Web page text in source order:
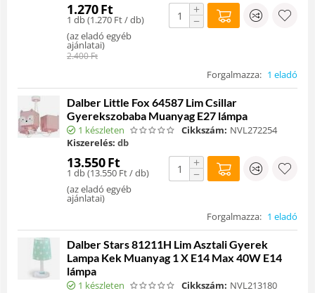
1.270Ft
1 db (1.270 Ft/ db)
(az eladó egyéb
ajánlatai)
2.400Ft
+
−
Forgalmazza: 1 eladó
Dalber Little Fox 64587 Lim Csillar
Gyerekszobaba Muanyag E27 lámpa
1 készleten Cikkszám: NVL272254
Kiszerelés: db
13.550Ft
1 db (13.550 Ft/ db)
(az eladó egyéb
ajánlatai)
+
−
Forgalmazza: 1 eladó
Dalber Stars 81211H Lim Asztali Gyerek
Lampa Kek Muanyag 1 X E14 Max 40W E14
lámpa
1 készleten Cikkszám: NVL213180